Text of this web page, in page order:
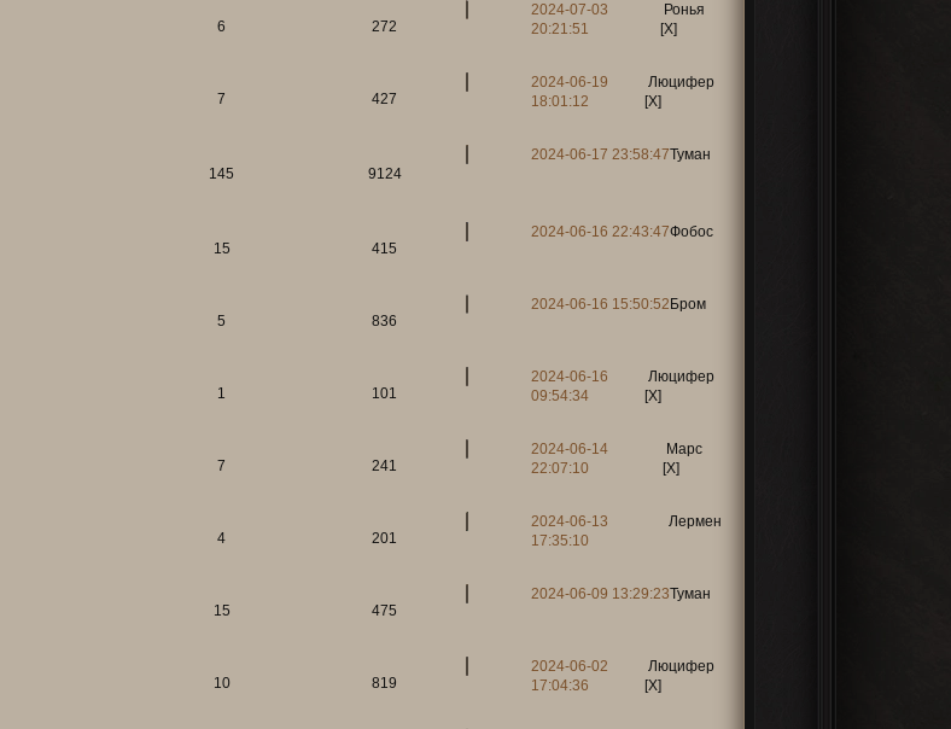
6 272
2024-07-03
20:21:51
Ронья
[X]
7 427
2024-06-19
18:01:12
Люцифер
[X]
145 9124
2024-06-17 23:58:47Туман
15 415
2024-06-16 22:43:47Фобос
5 836
2024-06-16 15:50:52 Бром
1 101
2024-06-16
09:54:34
Люцифер
[X]
7 241
2024-06-14
22:07:10
Марс
[X]
4 201
2024-06-13
17:35:10
Лермен
15 475
2024-06-09 13:29:23Туман
10 819
2024-06-02
17:04:36
Люцифер
[X]